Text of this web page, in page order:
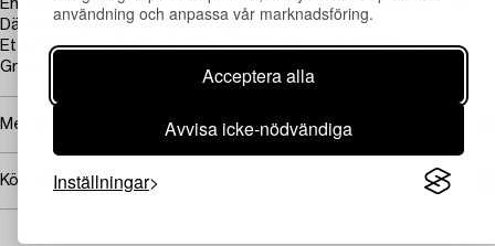
användning och anpassa vår marknadsföring.
Acceptera alla
Avvisa icke-nödvändiga
Inställningar
En fransk familj som emigrerade till Kanada under 1800-talet.
Därefter i arv till svensk privatperson.
Etikettmärkt a tergo "Robert & Son Artistic Framing 29
Grenville St. Toronto".
Mer om Ando Utagawa Hiroshige
Köpinformation